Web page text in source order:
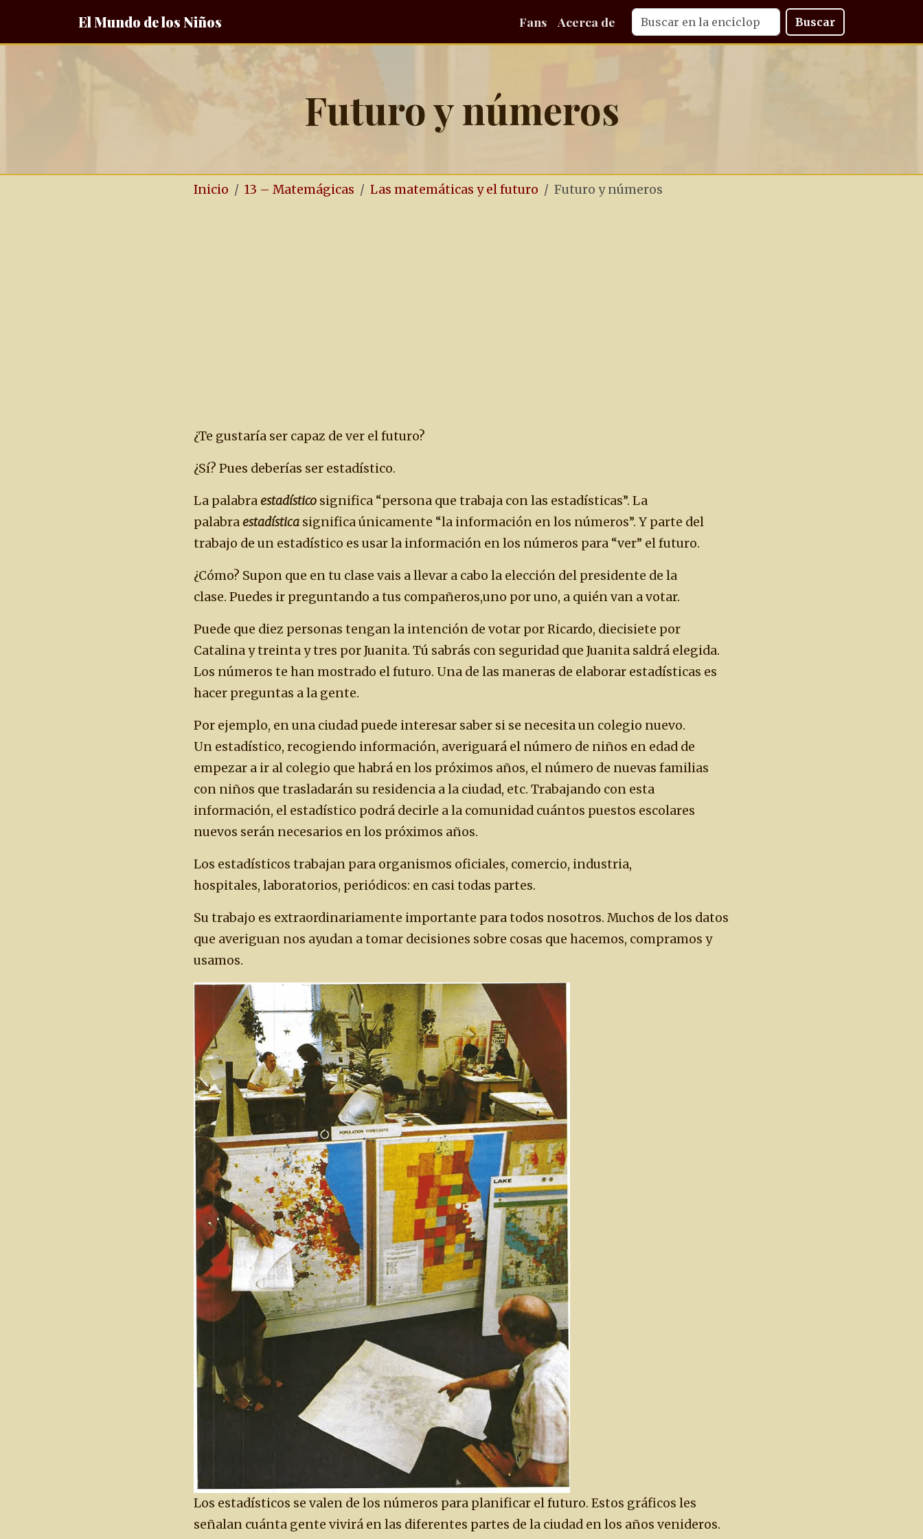
El Mundo de los Niños Fans Acerca de Buscar
Futuro y números
Inicio 13 – Matemágicas Las matemáticas y el futuro Futuro y números
¿Te gustaría ser capaz de ver el futuro?
¿Sí? Pues deberías ser estadístico.
La palabraestadístico significa “persona que trabaja con las estadísticas”. La
palabraestadística significa únicamente “la información en los números”. Y parte del
trabajo de un estadístico es usar la información en los números para “ver” el futuro.
¿Cómo? Supon que en tu clase vais a llevar a cabo la elección del presidente de la
clase. Puedes ir preguntando a tus compañeros,uno por uno, a quién van a votar.
Puede que diez personas tengan la intención de votar por Ricardo, diecisiete por
Catalina y treinta y tres por Juanita. Tú sabrás con seguridad que Juanita saldrá elegida.
Los números te han mostrado el futuro. Una de las maneras de elaborar estadísticas es
hacer preguntas a la gente.
Por ejemplo, en una ciudad puede interesar saber si se necesita un colegio nuevo.
Un estadístico, recogiendo información, averiguará el número de niños en edad de
empezar a ir al colegio que habrá en los próximos años, el número de nuevas familias
con niños que trasladarán su residencia a la ciudad, etc. Trabajando con esta
información, el estadístico podrá decirle a la comunidad cuántos puestos escolares
nuevos serán necesarios en los próximos años.
Los estadísticos trabajan para organismos oficiales, comercio, industria,
hospitales, laboratorios, periódicos: en casi todas partes.
Su trabajo es extraordinariamente importante para todos nosotros. Muchos de los datos
que averiguan nos ayudan a tomar decisiones sobre cosas que hacemos, compramos y
usamos.
Los estadísticos se valen de los números para planificar el futuro. Estos gráficos les
señalan cuánta gente vivirá en las diferentes partes de la ciudad en los años venideros.